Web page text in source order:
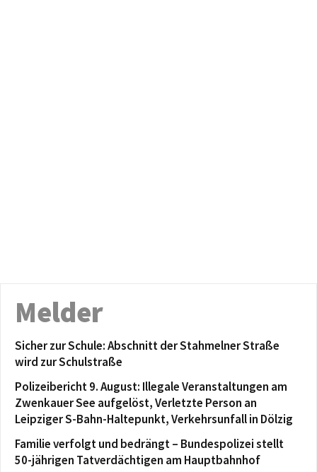
Melder
Sicher zur Schule: Abschnitt der Stahmelner Straße
wird zur Schulstraße
Polizeibericht 9. August: Illegale Veranstaltungen am
Zwenkauer See aufgelöst, Verletzte Person an
Leipziger S-Bahn-Haltepunkt, Verkehrsunfall in Dölzig
Familie verfolgt und bedrängt – Bundespolizei stellt
50-jährigen Tatverdächtigen am Hauptbahnhof